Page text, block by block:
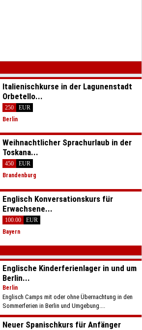
Italienischkurse in der Lagunenstadt
Orbetello...
250
EUR
Berlin
Weihnachtlicher Sprachurlaub in der
Toskana...
450
EUR
Brandenburg
Englisch Konversationskurs für
Erwachsene...
100.00
EUR
Bayern
Englische Kinderferienlager in und um
Berlin...
Berlin
Englisch Camps mit oder ohne Übernachtung in den
Sommerferien in Berlin und Umgebung....
Neuer Spanischkurs für Anfänger